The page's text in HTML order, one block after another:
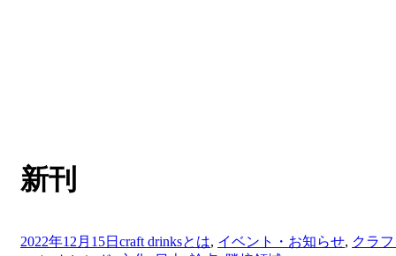
タグ
:
新刊
投
2022年12月15日 craft drinksとは, イベント・お知らせ, クラ